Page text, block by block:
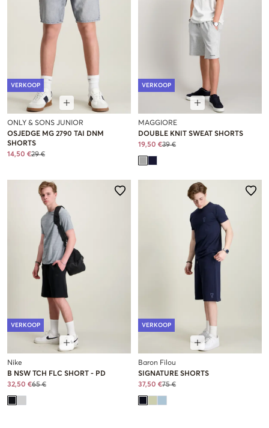
VERKOOP
ONLY & SONS JUNIOR
OSJEDGE MG 2790 TAI DNM
SHORTS
14,50 €29 €
VERKOOP
MAGGIORE
DOUBLE KNIT SWEAT SHORTS
19,50 €39 €
VERKOOP
Nike
B NSW TCH FLC SHORT - PD
32,50 €65 €
VERKOOP
Baron Filou
SIGNATURE SHORTS
37,50 €75 €